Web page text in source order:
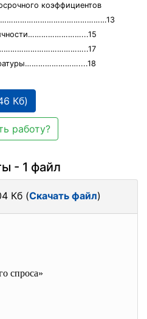
коэффициентов
Кб)
работу?
- 1 файл
Кб (Скачать файл)
спроса»